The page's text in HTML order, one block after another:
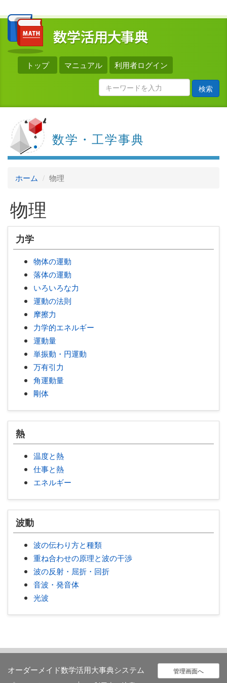
トップ マニュアル 利用者ログイン
検索
数学・工学事典
ホーム 物理
物理
力学
物体の運動
落体の運動
いろいろな力
運動の法則
摩擦力
力学的エネルギー
運動量
単振動・円運動
万有引力
角運動量
剛体
熱
温度と熱
仕事と熱
エネルギー
波動
波の伝わり方と種類
重ね合わせの原理と波の干渉
波の反射・屈折・回折
音波・発音体
光波
管理画面へ
オーダーメイド数学活用大事典システム